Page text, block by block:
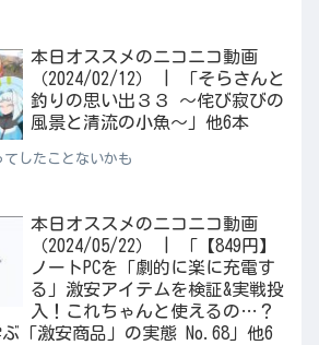
本日オススメのニコニコ動画
（2024/02/12） | 「そらさんと
釣りの思い出３３ ～侘び寂びの
風景と清流の小魚～」他6本
したことないかも
本日オススメのニコニコ動画
（2024/05/22） | 「【849円】
ノートPCを「劇的に楽に充電す
る」激安アイテムを検証&実戦投
入！これちゃんと使えるの…？
ぶ「激安商品」の実態 No.68」他6